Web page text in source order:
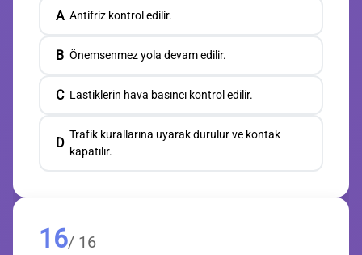
A Antifriz kontrol edilir.
B Önemsenmez yola devam edilir.
C Lastiklerin hava basıncı kontrol edilir.
D
Trafik kurallarına uyarak durulur ve kontak
kapatılır.
16/ 16